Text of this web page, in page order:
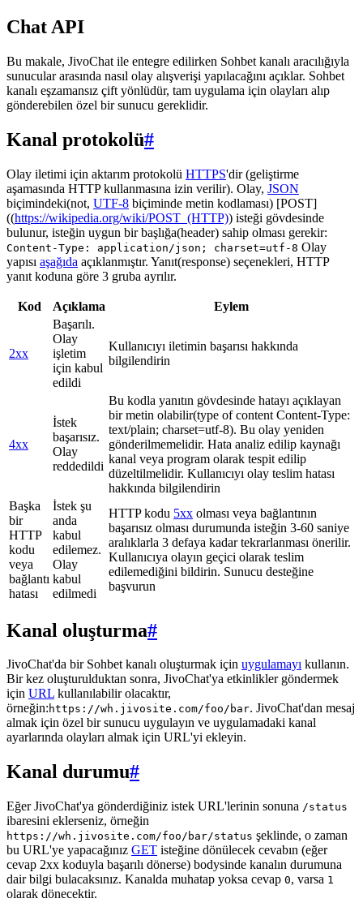
Chat API
Bu makale, JivoChat ile entegre edilirken Sohbet kanalı aracılığıyla
sunucular arasında nasıl olay alışverişi yapılacağını açıklar. Sohbet
kanalı eşzamansız çift yönlüdür, tam uygulama için olayları alıp
gönderebilen özel bir sunucu gereklidir.
Kanal protokolü#
Olay iletimi için aktarım protokolü HTTPS'dir (geliştirme
aşamasında HTTP kullanmasına izin verilir). Olay, JSON
biçimindeki(not, UTF-8 biçiminde metin kodlaması) [POST]
((https://wikipedia.org/wiki/POST_(HTTP)) isteği gövdesinde
bulunur, isteğin uygun bir başlığa(header) sahip olması gerekir:
Content-Type: application/json; charset=utf-8 Olay
yapısı aşağıda açıklanmıştır. Yanıt(response) seçenekleri, HTTP
yanıt koduna göre 3 gruba ayrılır.
Kod Açıklama Eylem
2xx
Başarılı.
Olay
işletim
için kabul
edildi
Kullanıcıyı iletimin başarısı hakkında
bilgilendirin
4xx
İstek
başarısız.
Olay
reddedildi
Bu kodla yanıtın gövdesinde hatayı açıklayan
bir metin olabilir(type of content Content-Type:
text/plain; charset=utf-8). Bu olay yeniden
gönderilmemelidir. Hata analiz edilip kaynağı
kanal veya program olarak tespit edilip
düzeltilmelidir. Kullanıcıyı olay teslim hatası
hakkında bilgilendirin
Başka
bir
HTTP
kodu
veya
bağlantı
hatası
İstek şu
anda
kabul
edilemez.
Olay
kabul
edilmedi
HTTP kodu 5xx olması veya bağlantının
başarısız olması durumunda isteğin 3-60 saniye
aralıklarla 3 defaya kadar tekrarlanması önerilir.
Kullanıcıya olayın geçici olarak teslim
edilemediğini bildirin. Sunucu desteğine
başvurun
Kanal oluşturma#
JivoChat'da bir Sohbet kanalı oluşturmak için uygulamayı kullanın.
Bir kez oluşturulduktan sonra, JivoChat'ya etkinlikler göndermek
için URL kullanılabilir olacaktır,
örneğin: https://wh.jivosite.com/foo/bar. JivoChat'dan mesaj
almak için özel bir sunucu uygulayın ve uygulamadaki kanal
ayarlarında olayları almak için URL'yi ekleyin.
Kanal durumu#
Eğer JivoChat'ya gönderdiğiniz istek URL'lerinin sonuna /status
ibaresini eklerseniz, örneğin
https://wh.jivosite.com/foo/bar/status şeklinde, o zaman
bu URL'ye yapacağınız GET isteğine dönülecek cevabın (eğer
cevap 2xx koduyla başarılı dönerse) bodysinde kanalın durumuna
dair bilgi bulacaksınız. Kanalda muhatap yoksa cevap 0, varsa 1
olarak dönecektir.